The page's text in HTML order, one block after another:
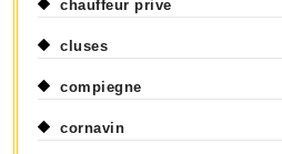
chauffeur prive
cluses
compiegne
cornavin